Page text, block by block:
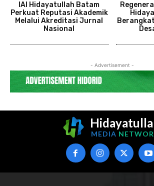
IAI Hidayatullah Batam
Perkuat Reputasi Akademik
Melalui Akreditasi Jurnal
Nasional
- Advertisement -
MEDIA